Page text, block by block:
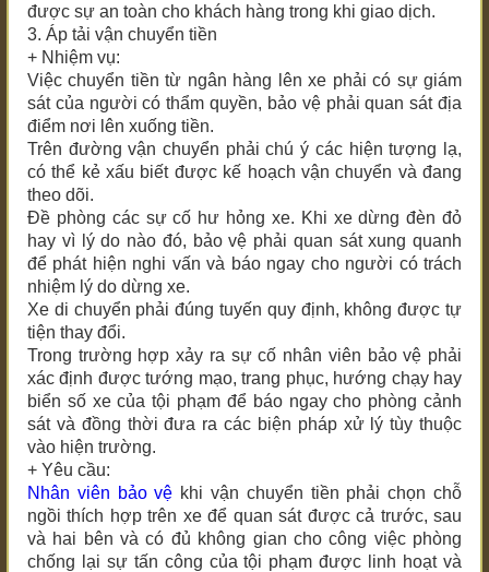
được sự an toàn cho khách hàng trong khi giao dịch.
3. Áp tải vận chuyển tiền
+ Nhiệm vụ:
Việc chuyển tiền từ ngân hàng lên xe phải có sự giám
sát của người có thẩm quyền, bảo vệ phải quan sát địa
điểm nơi lên xuống tiền.
Trên đường vận chuyển phải chú ý các hiện tượng lạ,
có thể kẻ xấu biết được kế hoạch vận chuyển và đang
theo dõi.
Đề phòng các sự cố hư hỏng xe. Khi xe dừng đèn đỏ
hay vì lý do nào đó, bảo vệ phải quan sát xung quanh
để phát hiện nghi vấn và báo ngay cho người có trách
nhiệm lý do dừng xe.
Xe di chuyển phải đúng tuyến quy định, không được tự
tiện thay đổi.
Trong trường hợp xảy ra sự cố nhân viên bảo vệ phải
xác định được tướng mạo, trang phục, hướng chạy hay
biển số xe của tội phạm để báo ngay cho phòng cảnh
sát và đồng thời đưa ra các biện pháp xử lý tùy thuộc
vào hiện trường.
+ Yêu cầu:
Nhân viên bảo vệ khi vận chuyển tiền phải chọn chỗ
ngồi thích hợp trên xe để quan sát được cả trước, sau
và hai bên và có đủ không gian cho công việc phòng
chống lại sự tấn công của tội phạm được linh hoạt và